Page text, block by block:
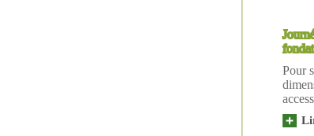
CB
et
Pour